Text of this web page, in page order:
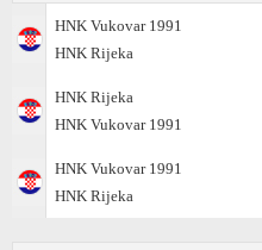
HNK Vukovar 1991
HNK Rijeka
HNK Rijeka
HNK Vukovar 1991
HNK Vukovar 1991
HNK Rijeka